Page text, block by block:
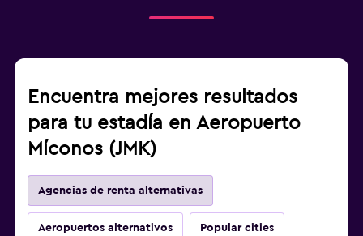
Encuentra mejores resultados
para tu estadía en Aeropuerto
Míconos (JMK)
Agencias de renta alternativas
Aeropuertos alternativos Popular cities